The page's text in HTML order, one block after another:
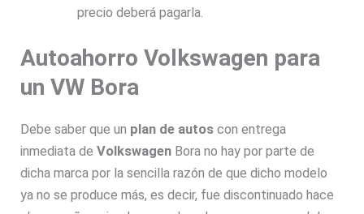
precio deberá pagarla.
Autoahorro Volkswagen para
un VW Bora
Debe saber que un plan de autos con entrega
inmediata deVolkswagen Bora no hay por parte de
dicha marca por la sencilla razón de que dicho modelo
ya no se produce más, es decir, fue discontinuado hace